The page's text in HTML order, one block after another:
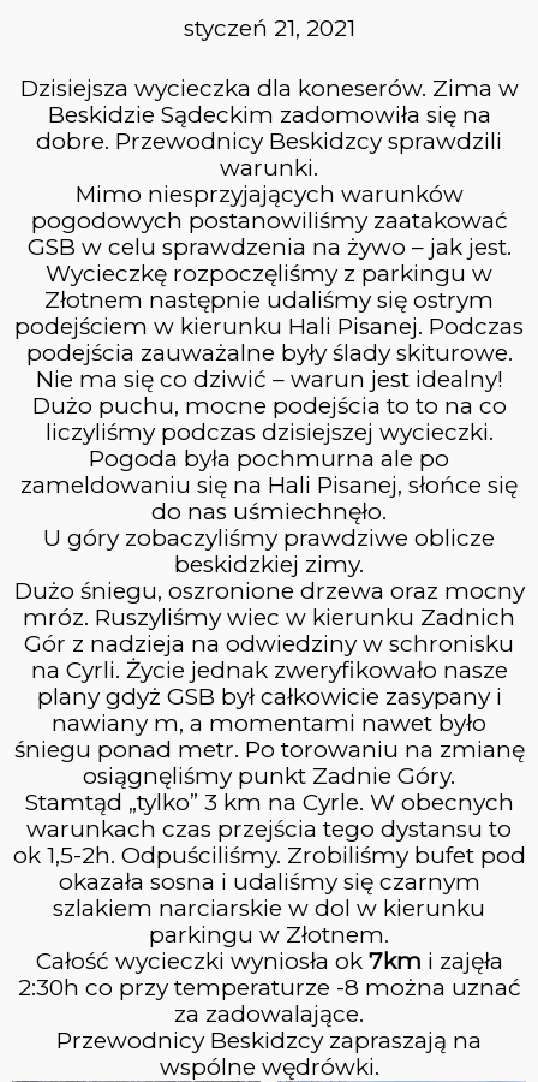
PAŹDZIERNIK
2023
SZCZAWNICA –
WYSOKA – JAWORKI
10
WRZESIEŃ
CIEPŁY WSCHÓD
SŁOŃCA
6
WRZESIEŃ
2023
MAGURA WITOWSKA &
GRZYWACKA GÓRA
LIPIEC
BURZOWA POGODA
10
CZERWIEC
2023
PIENINY
3
CZERWIEC
2023
WYJAZD W BIESZCZADY
16
MAJ
WYCIECZKA NA PRZEHYBE
styczeń 21, 2021
Dzisiejsza wycieczka dla koneserów. Zima w
Beskidzie Sądeckim zadomowiła się na
dobre. Przewodnicy Beskidzcy sprawdzili
warunki.
Mimo niesprzyjających warunków
pogodowych postanowiliśmy zaatakować
GSB w celu sprawdzenia na żywo – jak jest.
Wycieczkę rozpoczęliśmy z parkingu w
Złotnem następnie udaliśmy się ostrym
podejściem w kierunku Hali Pisanej. Podczas
podejścia zauważalne były ślady skiturowe.
Nie ma się co dziwić – warun jest idealny!
Dużo puchu, mocne podejścia to to na co
liczyliśmy podczas dzisiejszej wycieczki.
Pogoda była pochmurna ale po
zameldowaniu się na Hali Pisanej, słońce się
do nas uśmiechnęło.
U góry zobaczyliśmy prawdziwe oblicze
beskidzkiej zimy.
Dużo śniegu, oszronione drzewa oraz mocny
mróz. Ruszyliśmy wiec w kierunku Zadnich
Gór z nadzieja na odwiedziny w schronisku
na Cyrli. Życie jednak zweryfikowało nasze
plany gdyż GSB był całkowicie zasypany i
nawiany m, a momentami nawet było
śniegu ponad metr. Po torowaniu na zmianę
osiągnęliśmy punkt Zadnie Góry.
Stamtąd „tylko” 3 km na Cyrle. W obecnych
warunkach czas przejścia tego dystansu to
ok 1,5-2h. Odpuściliśmy. Zrobiliśmy bufet pod
okazała sosna i udaliśmy się czarnym
szlakiem narciarskie w dol w kierunku
parkingu w Złotnem.
Całość wycieczki wyniosła ok 7km i zajęła
2:30h co przy temperaturze -8 można uznać
za zadowalające.
Przewodnicy Beskidzcy zapraszają na
wspólne wędrówki.